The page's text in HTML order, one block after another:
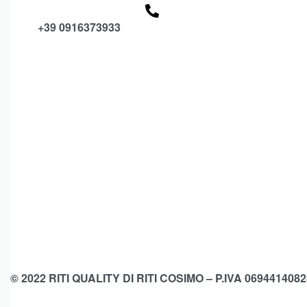
+39 0916373933
© 2022 RITI QUALITY DI RITI COSIMO – P.IVA